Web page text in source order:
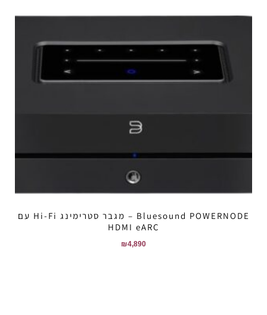
Bluesound POWERNODE – מגבר סטרימינג Hi-Fi עם
HDMI eARC
₪4,890